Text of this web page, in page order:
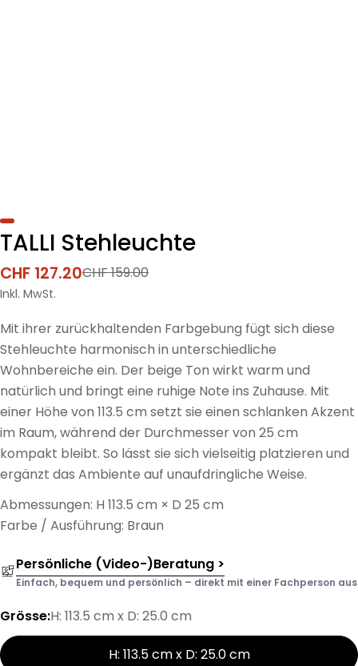
TALLI Stehleuchte
Verkaufspreis
CHF 127.20
Regulärer
Preis
CHF 159.00
Inkl. MwSt.
Mit ihrer zurückhaltenden Farbgebung fügt sich diese
Stehleuchte harmonisch in unterschiedliche
Wohnbereiche ein. Der beige Ton wirkt warm und
natürlich und bringt eine ruhige Note ins Zuhause. Mit
einer Höhe von 113.5 cm setzt sie einen schlanken Akzent
im Raum, während der Durchmesser von 25 cm
kompakt bleibt. So lässt sie sich vielseitig platzieren und
ergänzt das Ambiente auf unaufdringliche Weise.
Abmessungen: H 113.5 cm × D 25 cm
Farbe / Ausführung: Braun
Persönliche (Video-)Beratung >
Einfach, bequem und persönlich – direkt mit einer Fachperson aus
Grösse:H: 113.5 cm x D: 25.0 cm
H: 113.5 cm x D: 25.0 cm